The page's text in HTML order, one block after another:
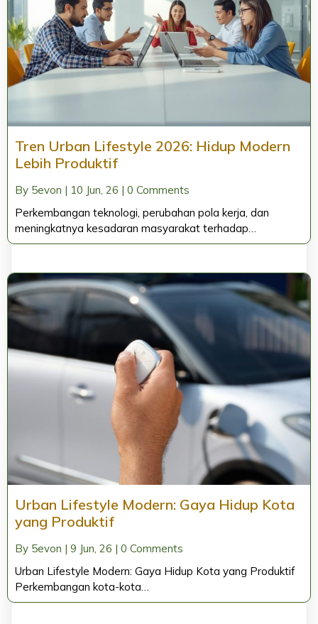
Tren Urban Lifestyle 2026: Hidup Modern
Lebih Produktif
By 5evon | 10 Jun, 26 | 0 Comments
Perkembangan teknologi, perubahan pola kerja, dan
meningkatnya kesadaran masyarakat terhadap…
Urban Lifestyle Modern: Gaya Hidup Kota
yang Produktif
By 5evon | 9 Jun, 26 | 0 Comments
Urban Lifestyle Modern: Gaya Hidup Kota yang Produktif
Perkembangan kota-kota…